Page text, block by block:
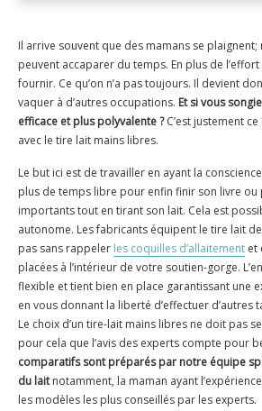
Il arrive souvent que des mamans se
peuvent accaparer du temps. En plus de
fournir. Ce qu’on n’a pas toujours. Il devient
vaquer à d’autres occupations. Et si vous
efficace et plus polyvalente ?C’est justement
avec le tire lait mains libres.
Le but ici est de travailler en ayant la
plus de temps libre pour enfin finir son livre ou
importants tout en tirant son lait. Cela est
autonome. Les fabricants équipent le tire lait
pas sans rappeler les coquilles d’allaitement et
placées à l’intérieur de votre soutien-gorge.
flexible et tient bien en place garantissant une
en vous donnant la liberté d’effectuer d’autres
Le choix d’un tire-lait mains libres ne doit pas
pour cela que l’avis des experts compte pour
comparatifs sont préparés par notre équipe
du laitnotamment, la maman ayant
les modèles les plus conseillés par les experts.